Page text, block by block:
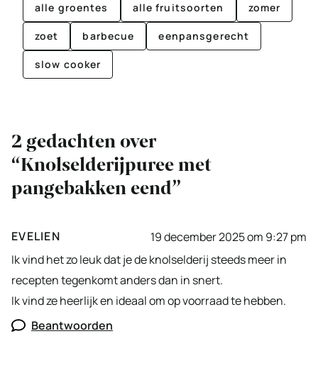
alle groentes alle fruitsoorten zomer
zoet barbecue eenpansgerecht
slow cooker
2 gedachten over
“Knolselderijpuree met
pangebakken eend”
EVELIEN
19 december 2025 om 9:27 pm
Ik vind het zo leuk dat je de knolselderij steeds meer in
recepten tegenkomt anders dan in snert.
Ik vind ze heerlijk en ideaal om op voorraad te hebben.
Beantwoorden